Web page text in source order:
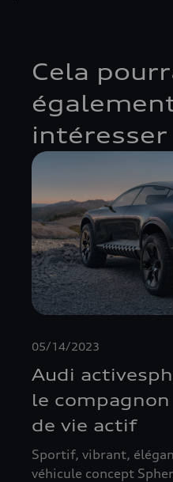
Cela
intéresser
05/14/2023
Audi
le
de vie actif
Sportif, vibrant,
véhicule concept